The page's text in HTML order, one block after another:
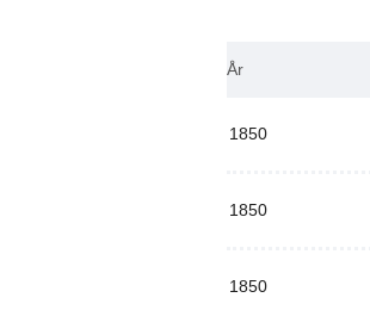
År
1850
1850
1850